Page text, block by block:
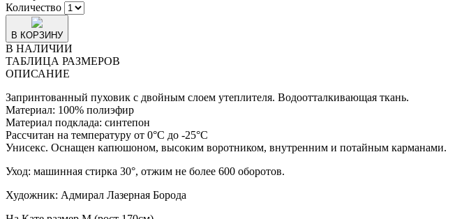
Количество
В КОРЗИНУ
В НАЛИЧИИ
ТАБЛИЦА РАЗМЕРОВ
ОПИСАНИЕ
Запринтованный пуховик с двойным слоем утеплителя. Водоотталкивающая ткань.
Материал: 100% полиэфир
Материал подклада: синтепон
Рассчитан на температуру от 0°С до -25°С
Унисекс. Оснащен капюшоном, высоким воротником, внутренним и потайным карманами.
Уход: машинная стирка 30°, отжим не более 600 оборотов.
Художник: Адмирал Лазерная Борода